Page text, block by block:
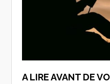
A LIRE AVANT DE